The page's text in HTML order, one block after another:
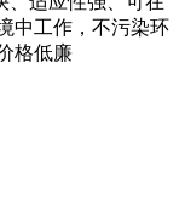
中工作，不污染环
格低廉